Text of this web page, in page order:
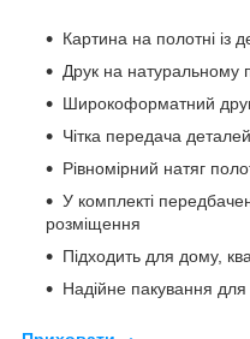
Картина на полотні із
Друк на натуральному
Широкоформатний
Чітка передача
Рівномірний натяг
У комплекті
розміщення
Підходить для дому,
Надійне пакування для